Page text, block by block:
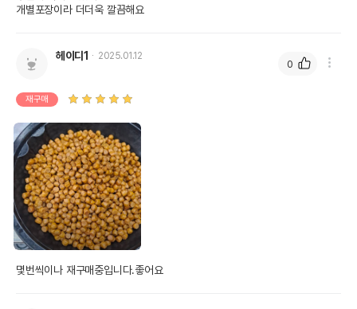
개별포장이라 더더욱 깔끔해요
헤이디1 2025.01.12
재구매
몇번씩이나 재구매중입니다.좋어요
0